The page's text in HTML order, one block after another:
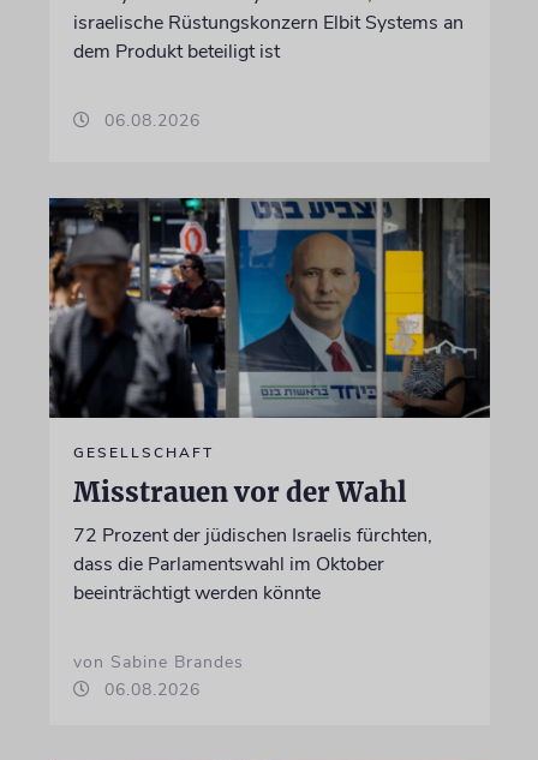
israelische Rüstungskonzern Elbit Systems an
dem Produkt beteiligt ist
06.08.2026
GESELLSCHAFT
Misstrauen vor der Wahl
72 Prozent der jüdischen Israelis fürchten,
dass die Parlamentswahl im Oktober
beeinträchtigt werden könnte
von Sabine Brandes
06.08.2026